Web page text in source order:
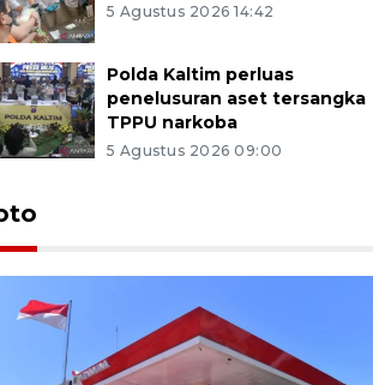
5 Agustus 2026 14:42
Polda Kaltim perluas
penelusuran aset tersangka
TPPU narkoba
5 Agustus 2026 09:00